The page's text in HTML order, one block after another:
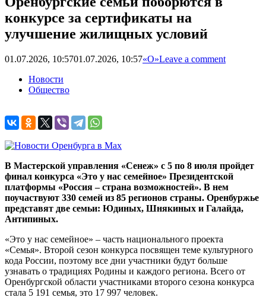
конкурсе за сертификаты на
улучшение жилищных условий
01.07.2026, 10:5701.07.2026, 10:57«О»Leave a comment
Новости
Общество
В Мастерской управления «Сенеж» с 5 по 8 июля пройдет
финал конкурса «Это у нас семейное» Президентской
платформы «Россия – страна возможностей». В нем
поучаствуют 330 семей из 85 регионов страны. Оренбуржье
представят две семьи: Юдиных, Шнякиных и Галайда,
Антипиных.
«Это у нас семейное» – часть национального проекта
«Семья». Второй сезон конкурса посвящен теме культурного
кода России, поэтому все дни участники будут больше
узнавать о традициях Родины и каждого региона. Всего от
Оренбургской области участниками второго сезона конкурса
стала 5 191 семья, это 17 997 человек.